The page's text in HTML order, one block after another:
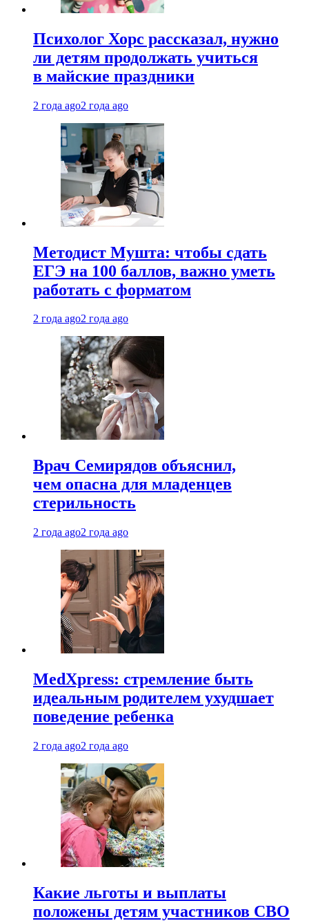
Психолог Хорс рассказал, нужно
ли детям продолжать учиться
в майские праздники
2 года ago2 года ago
Методист Мушта: чтобы сдать
ЕГЭ на 100 баллов, важно уметь
работать с форматом
2 года ago2 года ago
Врач Семирядов объяснил,
чем опасна для младенцев
стерильность
2 года ago2 года ago
MedXpress: стремление быть
идеальным родителем ухудшает
поведение ребенка
2 года ago2 года ago
Какие льготы и выплаты
положены детям участников СВО